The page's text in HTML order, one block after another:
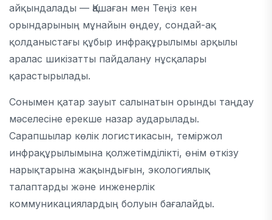
айқындалады — Қашаған мен Теңіз кен
орындарының мұнайын өңдеу, сондай-ақ
қолданыстағы құбыр инфрақұрылымы арқылы
аралас шикізатты пайдалану нұсқалары
қарастырылады.
Сонымен қатар зауыт салынатын орынды таңдау
мәселесіне ерекше назар аударылады.
Сарапшылар көлік логистикасын, теміржол
инфрақұрылымына қолжетімділікті, өнім өткізу
нарықтарына жақындығын, экологиялық
талаптарды және инженерлік
коммуникациялардың болуын бағалайды.